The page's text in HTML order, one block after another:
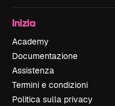
Inizia
Academy
Documentazione
Assistenza
Termini e condizioni
Politica sulla privacy